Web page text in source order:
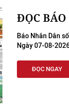
Công nghệ
ĐỌC
Báo Nhân Dân
Ngày 07-08-
ĐỌC NGAY